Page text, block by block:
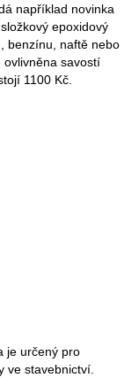
například novinka
epoxidový
benzínu, naftě nebo
ovlivněna savostí
1100 Kč.
je určený pro
ve stavebnictví.